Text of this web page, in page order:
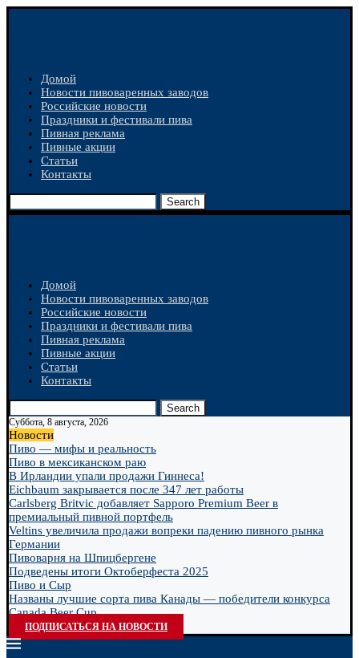
Домой
Новости пивоваренных заводов
Российские новости
Праздники и фестивали пива
Пивная реклама
Пивные акции
Статьи
Контакты
Search
Домой
Новости пивоваренных заводов
Российские новости
Праздники и фестивали пива
Пивная реклама
Пивные акции
Статьи
Контакты
Search
Суббота, 8 августа, 2026
Новости
Пиво — мифы и реальность
Пиво в мексиканском раю
В Ирландии упали продажи Гиннеса!
Eichbaum закрывается после 347 лет работы
Carlsberg Britvic добавляет Sapporo Premium Beer в
премиальный пивной портфель
Veltins увеличила продажи вопреки падению пивного рынка
Германии
Пивоварня на Шпицбергене
Подведены итоги Октоберфеста 2025
Пиво и Сыр
Названы лучшие сорта пива Канады — победители конкурса
Canada Beer Cup...
ПОДПИСАТЬСЯ НА НОВОСТИ